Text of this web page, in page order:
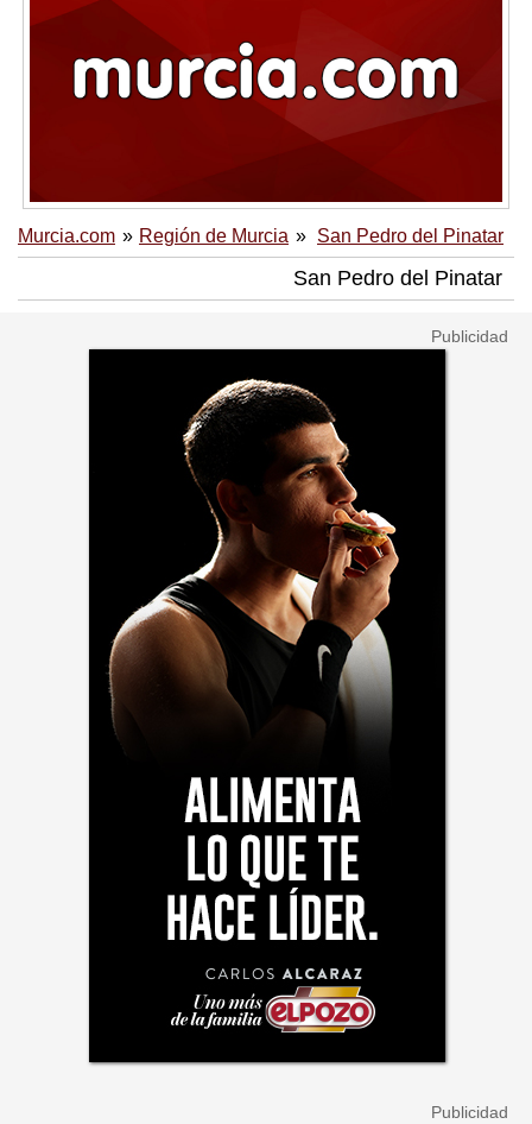
Murcia.com Región de Murcia San Pedro del Pinatar
San Pedro del Pinatar